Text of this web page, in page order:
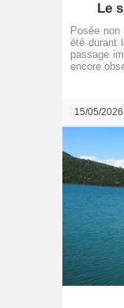
Le
Posée
été durant
passage
encore
15/05/2026